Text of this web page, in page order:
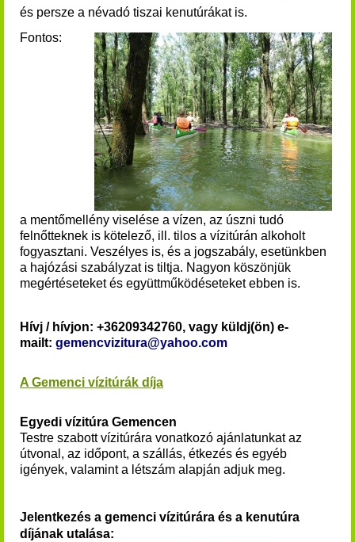
és persze a névadó tiszai kenutúrákat is.
Fontos:
a mentőmellény viselése a vízen, az úszni tudó
felnőtteknek is kötelező, ill. tilos a vízitúrán alkoholt
fogyasztani. Veszélyes is, és a jogszabály, esetünkben
a hajózási szabályzat is tiltja. Nagyon köszönjük
megértéseteket és együttműködéseteket ebben is.
Hívj / hívjon: +36209342760, vagy küldj(ön) e-
mailt: gemencvizitura@yahoo.com
A Gemenci vízitúrák díja
Egyedi vízitúra Gemencen
Testre szabott vízitúrára vonatkozó ajánlatunkat az
útvonal, az időpont, a szállás, étkezés és egyéb
igények, valamint a létszám alapján adjuk meg.
Jelentkezés a gemenci vízitúrára és a kenutúra
díjának utalása: